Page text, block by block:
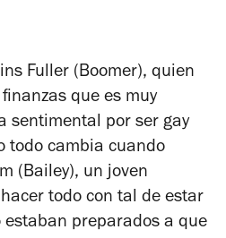
Fuller (Boomer), quien
que es muy
sentimental por ser gay
todo cambia cuando
(Bailey), un joven
todo con tal de estar
estaban preparados a que